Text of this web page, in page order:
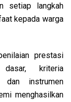
setiap langkah
kepada warga
prestasi
dasar, kriteria
dan instrumen
menghasilkan